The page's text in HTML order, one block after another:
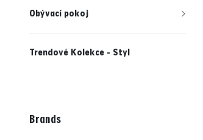
Obývací pokoj
Trendové Kolekce - Styl
Brands